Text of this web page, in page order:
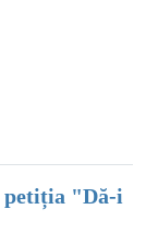
petiția "Dă-i